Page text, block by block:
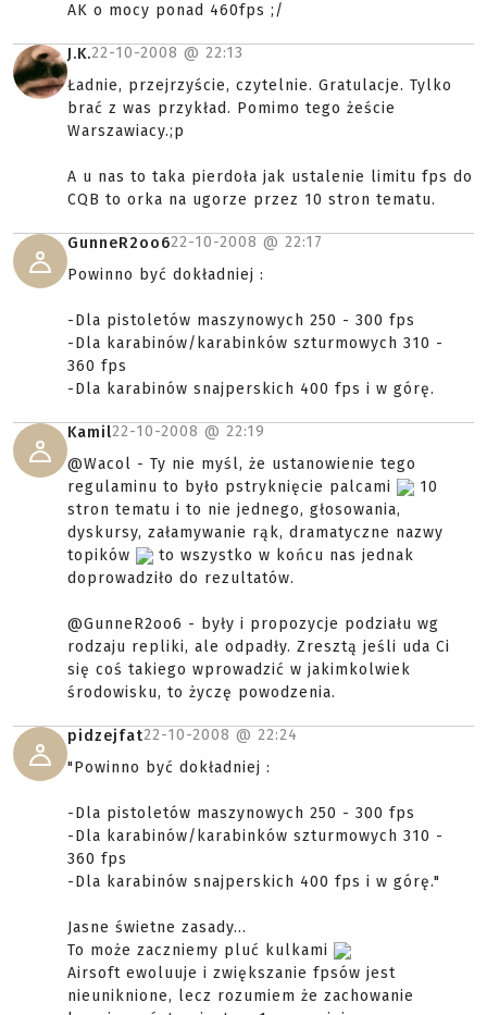
AK o mocy ponad 460fps ;/
J.K.22-10-2008 @ 22:13
Ładnie, przejrzyście, czytelnie. Gratulacje. Tylko
brać z was przykład. Pomimo tego żeście
Warszawiacy.;p
A u nas to taka pierdoła jak ustalenie limitu fps do
CQB to orka na ugorze przez 10 stron tematu.
GunneR2oo622-10-2008 @ 22:17
Powinno być dokładniej :
-Dla pistoletów maszynowych 250 - 300 fps
-Dla karabinów/karabinków szturmowych 310 -
360 fps
-Dla karabinów snajperskich 400 fps i w górę.
Kamil22-10-2008 @ 22:19
@Wacol - Ty nie myśl, że ustanowienie tego
regulaminu to było pstryknięcie palcami
10
stron tematu i to nie jednego, głosowania,
dyskursy, załamywanie rąk, dramatyczne nazwy
topików
to wszystko w końcu nas jednak
doprowadziło do rezultatów.
@GunneR2oo6 - były i propozycje podziału wg
rodzaju repliki, ale odpadły. Zresztą jeśli uda Ci
się coś takiego wprowadzić w jakimkolwiek
środowisku, to życzę powodzenia.
pidzejfat22-10-2008 @ 22:24
"Powinno być dokładniej :
-Dla pistoletów maszynowych 250 - 300 fps
-Dla karabinów/karabinków szturmowych 310 -
360 fps
-Dla karabinów snajperskich 400 fps i w górę."
Jasne świetne zasady...
To może zaczniemy pluć kulkami
Airsoft ewoluuje i zwiększanie fpsów jest
nieuniknione, lecz rozumiem że zachowanie